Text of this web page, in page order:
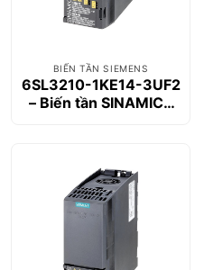
BIẾN TẦN SIEMENS
6SL3210-1KE14-3UF2
– Biến tần SINAMICS